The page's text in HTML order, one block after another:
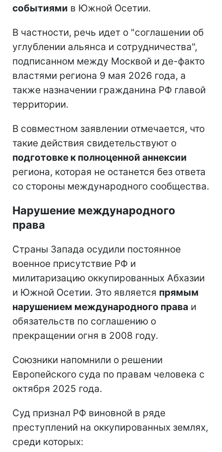
событиями в Южной Осетии.
В частности, речь идет о "соглашении об
углублении альянса и сотрудничества",
подписанном между Москвой и де-факто
властями региона 9 мая 2026 года, а
также назначении гражданина РФ главой
территории.
В совместном заявлении отмечается, что
такие действия свидетельствуют о
подготовке к полноценной аннексии
региона, которая не останется без ответа
со стороны международного сообщества.
Нарушение международного
права
Страны Запада осудили постоянное
военное присутствие РФ и
милитаризацию оккупированных Абхазии
и Южной Осетии. Это является прямым
нарушением международного права и
обязательств по соглашению о
прекращении огня в 2008 году.
Союзники напомнили о решении
Европейского суда по правам человека с
октября 2025 года.
Суд признал РФ виновной в ряде
преступлений на оккупированных землях,
среди которых: